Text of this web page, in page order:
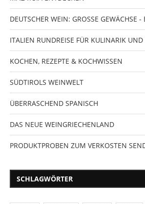
DEUTSCHER WEIN: GROSSE GEWÄCHSE -
ITALIEN RUNDREISE FÜR KULINARIK UND
KOCHEN, REZEPTE & KOCHWISSEN
SÜDTIROLS WEINWELT
ÜBERRASCHEND SPANISCH
DAS NEUE WEINGRIECHENLAND
PRODUKTPROBEN ZUM VERKOSTEN
SCHLAGWÖRTER